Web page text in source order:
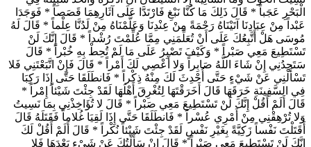
الْبَحْرِ عَجَباً * قَالَ ذَلِكَ مَا كُنَّا نَبْغِ فَارْتَدَّا عَلَى آثَارِهِمَا قَصَصاً * فَوَجَدَا
عَبْداً مِنْ عِبَادِنَا آتَيْنَاهُ رَحْمَةً مِنْ عِنْدِنَا وَعَلَّمْنَاهُ مِنْ لَدُنَّا عِلْماً * قَالَ لَهُ
مُوسَى هَلْ أَتَّبِعُكَ عَلَى أَنْ تُعَلِّمَنِي مِمَّا عُلِّمْتَ رُشْداً * قَالَ إِنَّكَ لَنْ
تَسْتَطِيعَ مَعِي صَبْراً* وَكَيْفَ تَصْبِرُ عَلَى مَا لَمْ تُحِطْ بِهِ خُبْراً * قَالَ
سَتَجِدُنِي إِنْ شَاءَ اللَّهُ صَابِراً وَلا أَعْصِي لَكَ أَمْراً
* قَالَ فَإِنْ اتَّبَعْتَنِي فَلا
تَسْأَلْنِي عَنْ شَيْءٍ حَتَّى أُحْدِثَ لَكَ مِنْهُ ذِكْراً
* فَانطَلَقَا حَتَّى إِذَا رَكِبَا
فِي السَّفِينَةِ خَرَقَهَا قَالَ أَخَرَقْتَهَا لِتُغْرِقَ أَهْلَهَا لَقَدْ جِئْتَ شَيْئاً إِمْراً
*
قَالَ أَلَمْ أَقُلْ إِنَّكَ لَنْ تَسْتَطِيعَ مَعِي صَبْراً
* قَالَ لا تُؤَاخِذْنِي بِمَا نَسِيتُ
وَلا تُرْهِقْنِي مِنْ أَمْرِي عُسْراً
* فَانطَلَقَا حَتَّى إِذَا لَقِيَا غُلاماً فَقَتَلَهُ قَالَ
أَقَتَلْتَ نَفْساً زَكِيَّةً بِغَيْرِ نَفْسٍ لَقَدْ جِئْتَ شَيْئاً نُكْراً
* قَالَ أَلَمْ أَقُلْ لَكَ
إِنَّكَ لَنْ تَسْتَطِيعَ مَعِي صَبْراً* قَالَ إِنْ سَأَلْتُكَ عَنْ شَيْءٍ بَعْدَهَا فَلا